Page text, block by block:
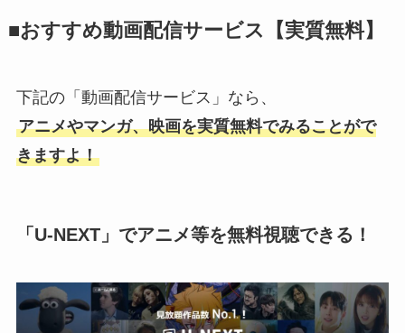
■おすすめ動画配信サービス【実質無料】
下記の「動画配信サービス」なら、
アニメやマンガ、映画を実質無料でみることがで
きますよ！
「U-NEXT」でアニメ等を無料視聴できる！